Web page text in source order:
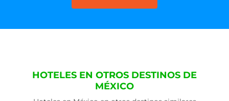
HOTELES EN OTROS DESTINOS DE
MÉXICO